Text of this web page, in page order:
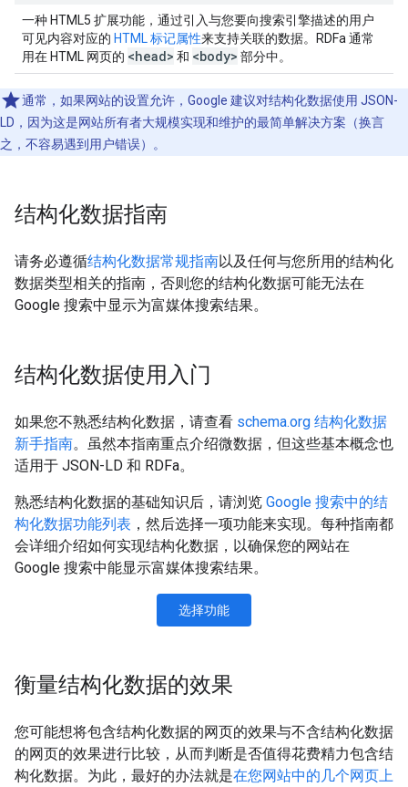
一种 HTML5 扩展功能，通过引入与您要向搜索引擎描述的用户
可见内容对应的 HTML 标记属性来支持关联的数据。RDFa 通常
用在 HTML 网页的 <head> 和 <body> 部分中。
通常，如果网站的设置允许，Google 建议对结构化数据使用 JSON-
LD，因为这是网站所有者大规模实现和维护的最简单解决方案（换言
之，不容易遇到用户错误）。
结构化数据指南
请务必遵循结构化数据常规指南以及任何与您所用的结构化
数据类型相关的指南，否则您的结构化数据可能无法在
Google 搜索中显示为富媒体搜索结果。
结构化数据使用入门
如果您不熟悉结构化数据，请查看 schema.org 结构化数据
新手指南。虽然本指南重点介绍微数据，但这些基本概念也
适用于 JSON-LD 和 RDFa。
熟悉结构化数据的基础知识后，请浏览 Google 搜索中的结
构化数据功能列表 ，然后选择一项功能来实现。每种指南都
会详细介绍如何实现结构化数据，以确保您的网站在
Google 搜索中能显示富媒体搜索结果。
选择功能
衡量结构化数据的效果
您可能想将包含结构化数据的网页的效果与不含结构化数据
的网页的效果进行比较，从而判断是否值得花费精力包含结
构化数据。为此，最好的办法就是在您网站中的几个网页上